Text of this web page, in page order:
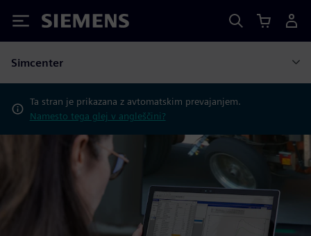
Siemens
Simcenter
Ta stran je prikazana z avtomatskim prevajanjem.
Namesto tega glej v angleščini?